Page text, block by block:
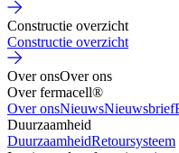
Constructie overzicht
Constructie overzicht
Over onsOver ons
Over fermacell®
Over onsNieuwsNieuwsbrief
Duurzaamheid
DuurzaamheidRetoursysteem